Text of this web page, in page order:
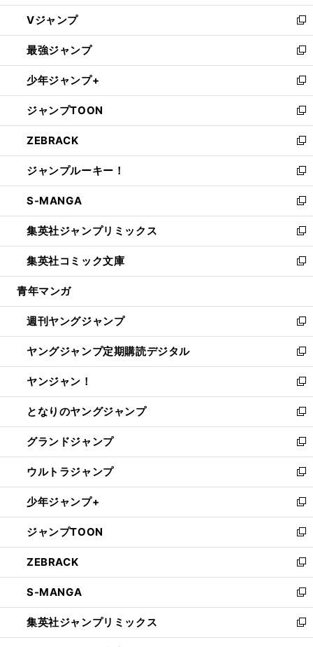
ウ
ィ
ン
ド
ウ
で
開
く
し
い
ウ
ィ
ン
ド
ウ
で
開
く
Vジャンプ
新
し
い
ウ
ィ
ン
ド
ウ
で
開
く
最強ジャンプ
新
し
い
ウ
ィ
ン
ド
ウ
で
開
く
少年ジャンプ+
新
し
い
ウ
ィ
ン
ド
ウ
で
開
く
ジャンプTOON
新
し
い
ウ
ィ
ン
ド
ウ
で
開
く
ZEBRACK
新
し
い
ウ
ィ
ン
ド
ウ
で
開
ジャンプルーキー！
新
し
い
ウ
ィ
ン
ド
ウ
開
く
S-MANGA
新
し
い
ウ
ィ
ン
ウ
で
開
く
集英社ジャンプリミックス
新
し
い
ウ
ン
ド
ウ
で
開
く
集英社コミック文庫
新
し
ウ
ィ
ン
ド
ウ
で
開
く
青年マンガ
週刊ヤングジャンプ
新
し
い
ウ
ィ
ン
ド
ウ
で
開
く
ヤングジャンプ定期購読デジタル
新
し
い
ウ
ィ
ン
ド
ウ
で
開
く
ヤンジャン！
新
し
い
ウ
ィ
ン
ド
ウ
で
開
く
となりのヤングジャンプ
新
し
い
ウ
ィ
ン
ド
ウ
で
開
く
グランドジャンプ
新
し
い
ウ
ィ
ン
ド
ウ
で
開
く
ウルトラジャンプ
新
し
い
ウ
ィ
ン
ド
ウ
で
開
く
少年ジャンプ+
新
し
い
ウ
ィ
ン
ド
ウ
で
開
ジャンプTOON
新
し
い
ウ
ィ
ン
ド
ウ
ZEBRACK
新
し
い
ウ
ィ
ン
S-MANGA
新
し
い
ウ
集英社ジャンプリミックス
新
し